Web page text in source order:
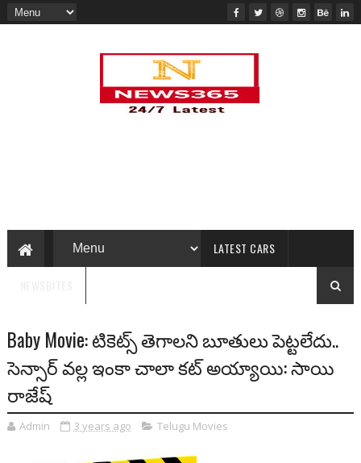
LATEST CARS
Baby Movie: టికెట్స్ తెగాల‌ని బూతులు పెట్ట‌లేదు..
సెన్సార్ వల్ల ఇంకా చాలా కట్ అయ్యాయి: సాయి
రాజేష్
Admin 3 years ago Telugu Movies